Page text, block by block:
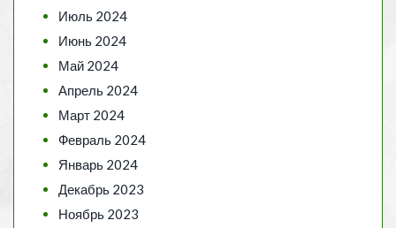
Июль 2024
Июнь 2024
Май 2024
Апрель 2024
Март 2024
Февраль 2024
Январь 2024
Декабрь 2023
Ноябрь 2023